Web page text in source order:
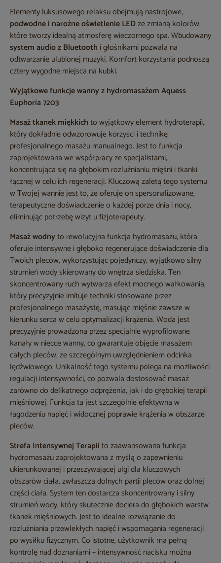
Elementy luksusowego relaksu obejmują nastrojowe,
podwodne i narożne oświetlenie LEDze zmianą kolorów,
które tworzy idealną atmosferę wieczornego spa. Wbudowany
system audio z Bluetooth i głośnikami pozwala na
odtwarzanie ulubionej muzyki. Komfort korzystania podnoszą
cztery wygodne miejsca na kubki.
Wyjątkowe funkcje wanny z hydromasażem Aquess
Euphoria 7203
Masaż tkanek miękkichto wyjątkowy element hydroterapii,
który dokładnie odwzorowuje korzyści i technikę
profesjonalnego masażu manualnego. Jest to funkcja
zaprojektowana we współpracy ze specjalistami,
koncentrująca się na głębokim rozluźnianiu mięśni i tkanki
łącznej w celu ich regeneracji. Kluczową zaletą tego systemu
w Twojej wannie jest to, że oferuje on spersonalizowane,
terapeutyczne doświadczenie o każdej porze dnia i nocy,
eliminując potrzebę wizyt u fizjoterapeuty.
Masaż wodnyto rewolucyjna funkcja hydromasażu, która
oferuje intensywne i głęboko regenerujące doświadczenie dla
Twoich pleców, wykorzystując pojedynczy, wyjątkowo silny
strumień wody skierowany do wnętrza siedziska. Ten
skoncentrowany ruch wytwarza efekt mocnego wałkowania,
który precyzyjnie imituje techniki stosowane przez
profesjonalnego masażystę, masując mięśnie zawsze w
kierunku serca w celu optymalizacji krążenia. Woda jest
precyzyjnie prowadzona przez specjalnie wyprofilowane
kanały w niecce wanny, co gwarantuje objęcie masażem
całych pleców, ze szczególnym uwzględnieniem odcinka
lędźwiowego. Unikalność tego systemu polega na możliwości
regulacji intensywności, co pozwala dostosować masaż
zarówno do delikatnego odprężenia, jak i do głębokiej terapii
mięśniowej. Funkcja ta jest szczególnie efektywna w
łagodzeniu napięć i widocznej poprawie krążenia w obszarze
pleców.
Strefa Intensywnej Terapiito zaawansowana funkcja
hydromasażu zaprojektowana z myślą o zapewnieniu
ukierunkowanej i przeszywającej ulgi dla kluczowych
obszarów ciała, zwłaszcza dolnych partii pleców oraz dolnej
części ciała. System ten dostarcza skoncentrowany i silny
strumień wody, który skutecznie dociera do głębokich warstw
tkanek mięśniowych. Jest to idealne rozwiązanie do
rozluźniania przewlekłych napięć i wspomagania regeneracji
po wysiłku fizycznym. Co istotne, użytkownik ma pełną
kontrolę nad doznaniami – intensywność nacisku można